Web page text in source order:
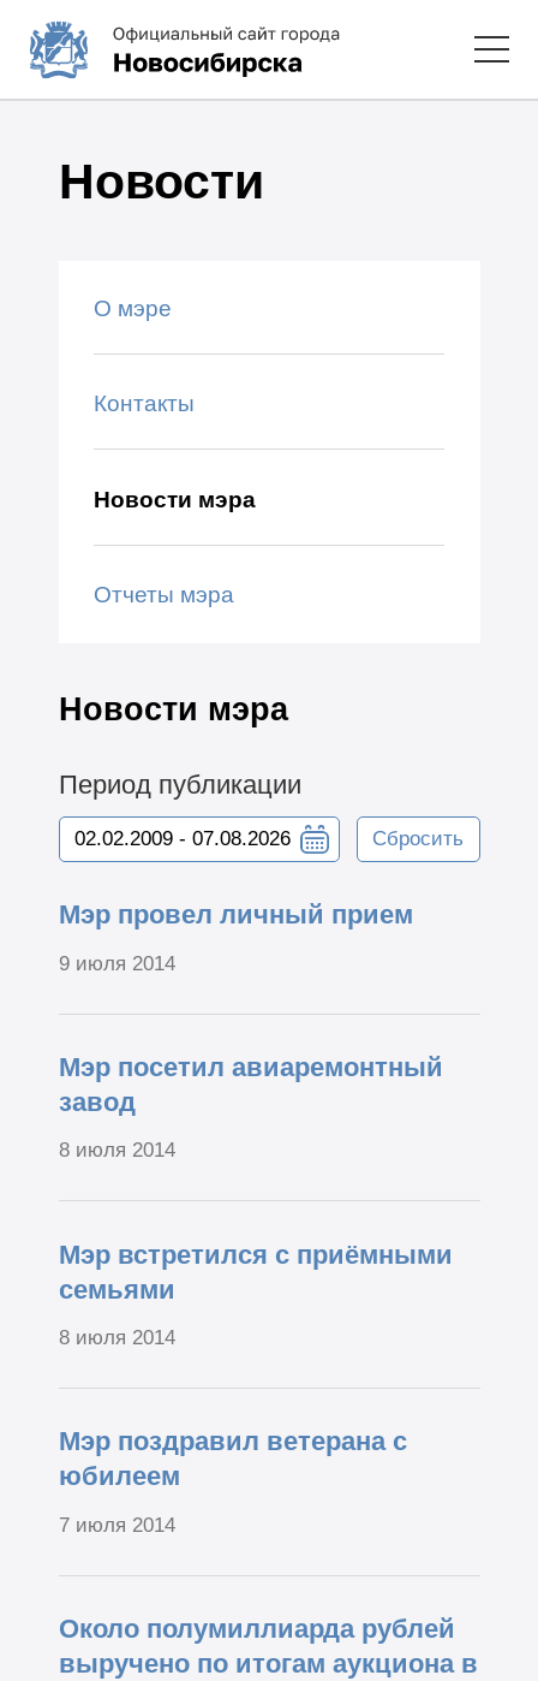
Новости
О мэре
Контакты
Новости мэра
Отчеты мэра
Новости мэра
Период публикации
Сбросить
Мэр провел личный прием
9 июля 2014
Мэр посетил авиаремонтный
завод
8 июля 2014
Мэр встретился с приёмными
семьями
8 июля 2014
Мэр поздравил ветерана с
юбилеем
7 июля 2014
Около полумиллиарда рублей
выручено по итогам аукциона в